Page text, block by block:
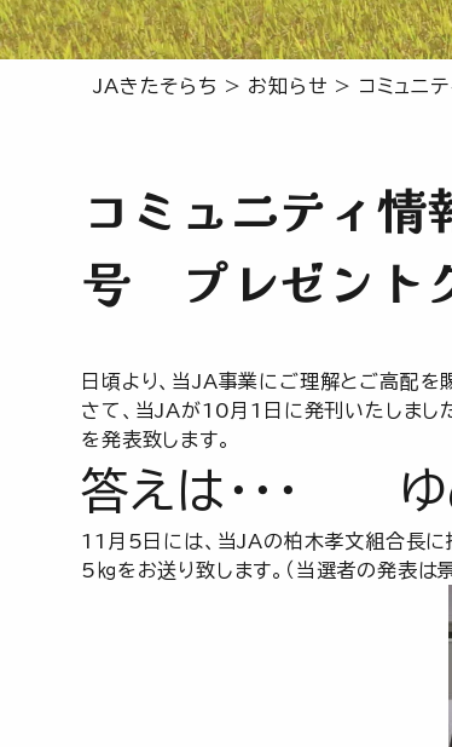
JAきたそらち > お知らせ > コミュニ
コミュニティ
号 プレゼント
日頃より、当JA事業にご理解とご高配を
さて、当JAが10月1日に発刊いたしまし
を発表致します。
答えは・・・
11月5日には、当JAの柏木孝文組合長
5㎏をお送り致します。（当選者の発表は